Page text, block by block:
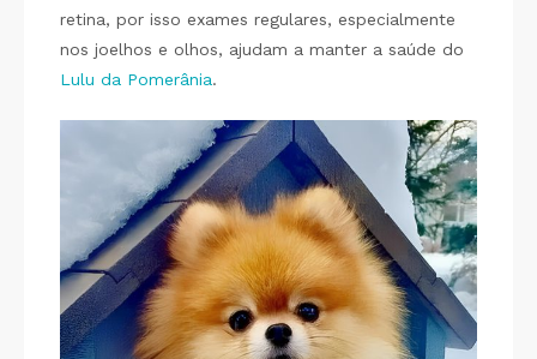
retina, por isso exames regulares, especialmente
nos joelhos e olhos, ajudam a manter a saúde do
Lulu da Pomerânia.